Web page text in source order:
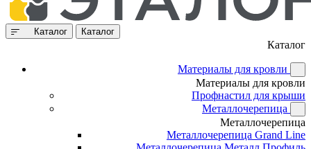
Каталог Каталог
Каталог
Материалы для кровли
Материалы для кровли
Профнастил для крыши
Металлочерепица
Металлочерепица
Металлочерепица Grand Line